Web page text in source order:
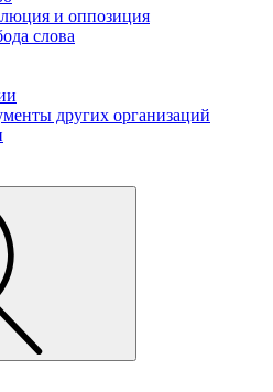
и оппозиция
слова
других организаций